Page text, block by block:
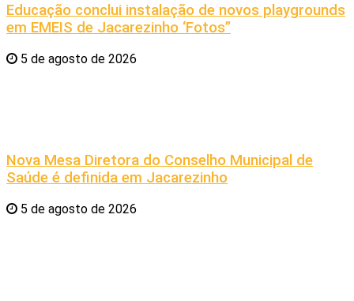
Educação conclui instalação de novos playgrounds
em EMEIS de Jacarezinho ‘Fotos”
5 de agosto de 2026
Nova Mesa Diretora do Conselho Municipal de
Saúde é definida em Jacarezinho
5 de agosto de 2026